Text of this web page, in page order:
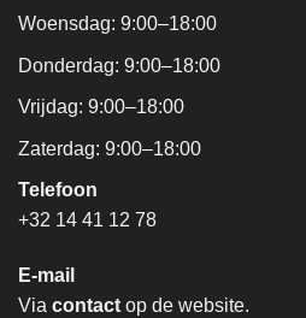
Woensdag: 9:00–18:00
Donderdag: 9:00–18:00
Vrijdag: 9:00–18:00
Zaterdag: 9:00–18:00
Telefoon
+32 14 41 12 78
E-mail
Via contact op de website.